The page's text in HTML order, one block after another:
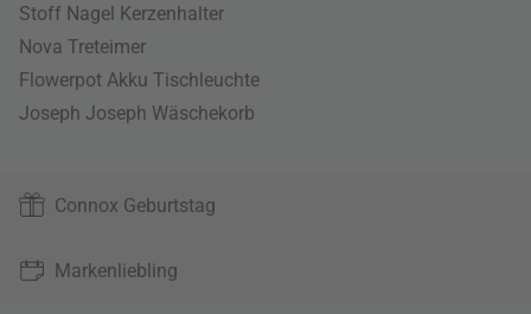
Stoff Nagel Kerzenhalter
Nova Treteimer
Flowerpot Akku Tischleuchte
Joseph Joseph Wäschekorb
Connox Geburtstag
Markenliebling